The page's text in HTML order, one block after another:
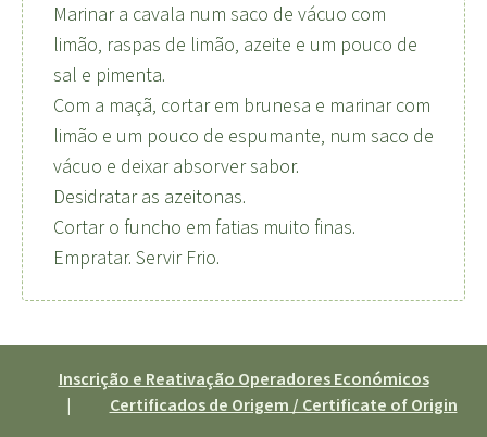
Marinar a cavala num saco de vácuo com
limão, raspas de limão, azeite e um pouco de
sal e pimenta.
Com a maçã, cortar em brunesa e marinar com
limão e um pouco de espumante, num saco de
vácuo e deixar absorver sabor.
Desidratar as azeitonas.
Cortar o funcho em fatias muito finas.
Empratar. Servir Frio.
Inscrição e Reativação Operadores Económicos
|
Certificados de Origem / Certificate of Origin